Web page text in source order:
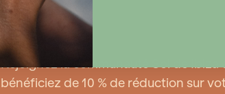
Rejoignez la communauté Sol de Ibiza
bénéficiez de 10 % de réduction sur